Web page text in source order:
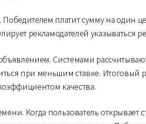
платит сумму на один
рекламодателей указываться
Системами
при меньшим ставке. Итоговый
качества.
Когда пользователь